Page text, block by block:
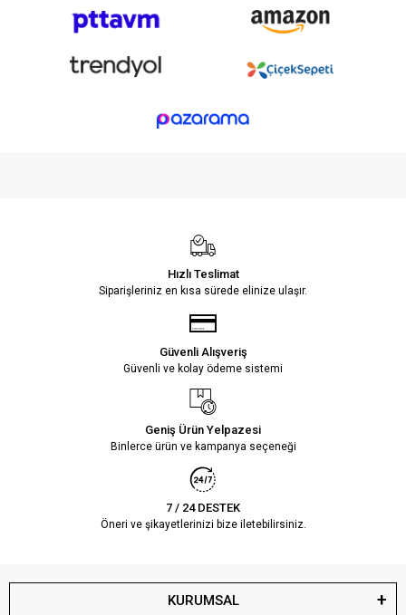
Hızlı Teslimat
Siparişleriniz en kısa sürede elinize ulaşır.
Güvenli Alışveriş
Güvenli ve kolay ödeme sistemi
Geniş Ürün Yelpazesi
Binlerce ürün ve kampanya seçeneği
7 / 24 DESTEK
Öneri ve şikayetlerinizi bize iletebilirsiniz.
KURUMSAL